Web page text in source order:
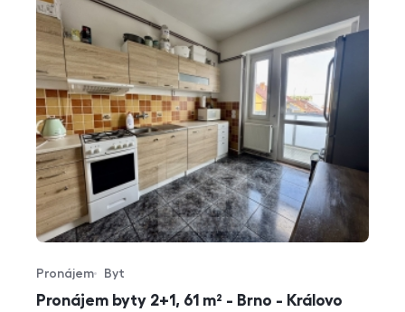
Pronájem byty 2+1, 61 m² - Brno - Královo
Typ nabídky
Pronájem
Typ nemovitosti
Byt